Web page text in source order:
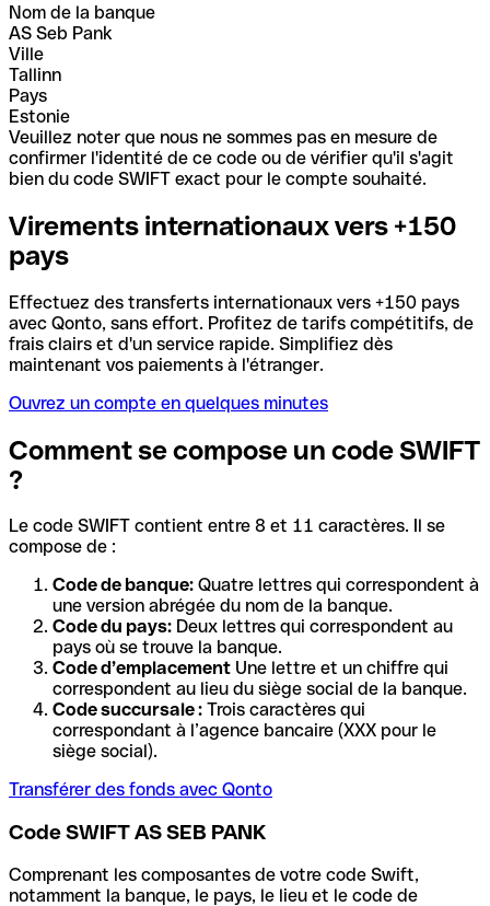
Nom de la banque
AS Seb Pank
Ville
Tallinn
Pays
Estonie
Veuillez noter que nous ne sommes pas en mesure de
confirmer l'identité de ce code ou de vérifier qu'il s'agit
bien du code SWIFT exact pour le compte souhaité.
Virements internationaux vers +150
pays
Effectuez des transferts internationaux vers +150 pays
avec Qonto, sans effort. Profitez de tarifs compétitifs, de
frais clairs et d'un service rapide. Simplifiez dès
maintenant vos paiements à l'étranger.
Ouvrez un compte en quelques minutes
Comment se compose un code SWIFT
?
Le code SWIFT contient entre 8 et 11 caractères. Il se
compose de :
Code de banque: Quatre lettres qui correspondent à
une version abrégée du nom de la banque.
Code du pays: Deux lettres qui correspondent au
pays où se trouve la banque.
Code d’emplacement Une lettre et un chiffre qui
correspondent au lieu du siège social de la banque.
Code succursale : Trois caractères qui
correspondant à l’agence bancaire (XXX pour le
siège social).
Transférer des fonds avec Qonto
Code SWIFT AS SEB PANK
Comprenant les composantes de votre code Swift,
notamment la banque, le pays, le lieu et le code de